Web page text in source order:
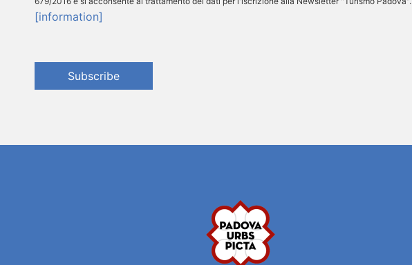
[information]
Subscribe